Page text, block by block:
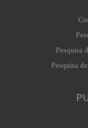
Pesquisa
Pesquisa